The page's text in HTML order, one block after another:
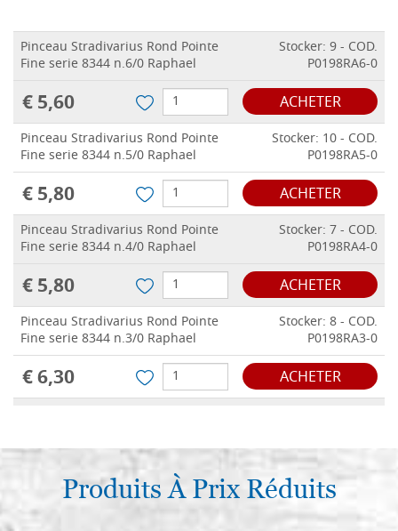
Pinceau Stradivarius Rond Pointe
Fine serie 8344 n.6/0 Raphael
Stocker: 9 - COD.
P0198RA6-0
€ 5,60 ACHETER
Pinceau Stradivarius Rond Pointe
Fine serie 8344 n.5/0 Raphael
Stocker: 10 - COD.
P0198RA5-0
€ 5,80 ACHETER
Pinceau Stradivarius Rond Pointe
Fine serie 8344 n.4/0 Raphael
Stocker: 7 - COD.
P0198RA4-0
€ 5,80 ACHETER
Pinceau Stradivarius Rond Pointe
Fine serie 8344 n.3/0 Raphael
Stocker: 8 - COD.
P0198RA3-0
€ 6,30 ACHETER
ACHETER
Pinceau Stradivarius Rond Pointe
Fine serie 8344 n.0 Raphael
P0198RA0
Produits À Prix Réduits